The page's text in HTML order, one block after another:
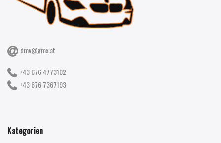
dmv@gmx.at
+43 676 4773102
+43 676 7367193
Kategorien